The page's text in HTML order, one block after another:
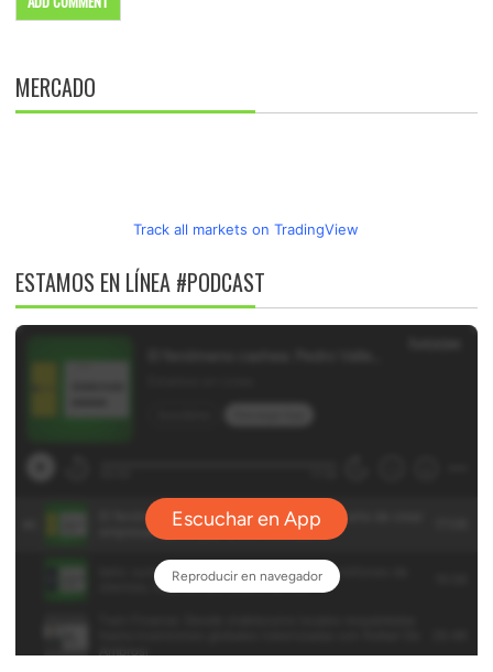
MERCADO
Track all markets on TradingView
ESTAMOS EN LÍNEA #PODCAST